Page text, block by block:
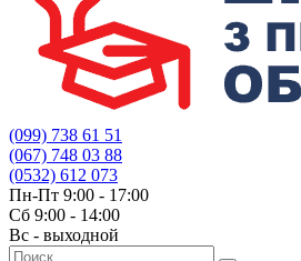
(099) 738 61 51
(067) 748 03 88
(0532) 612 073
Пн-Пт 9:00 - 17:00
Сб 9:00 - 14:00
Вс - выходной